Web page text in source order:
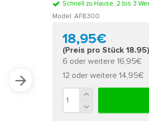
Schnell zu Hause, 2 bis 3
Model: AFB300
18,95€
(Preis pro Stück 18.95)
6 oder weitere 16,95€
12 oder weitere 14,95€